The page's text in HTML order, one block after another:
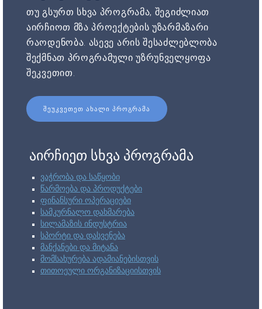
თუ გსურთ სხვა პროგრამა, შეგიძლიათ
აირჩიოთ მზა პროექტების უზარმაზარი
რაოდენობა. ასევე არის შესაძლებლობა
შექმნათ პროგრამული უზრუნველყოფა
შეკვეთით.
ᲨᲔᲣᲙᲕᲔᲗᲔᲗ ᲐᲮᲐᲚᲘ ᲞᲠᲝᲒᲠᲐᲛᲐ
აირჩიეთ სხვა პროგრამა
ვაჭრობა და საწყობი
წარმოება და პროდუქტები
ფინანსური ოპერაციები
სამკურნალო დახმარება
სილამაზის ინდუსტრია
სპორტი და დასვენება
მანქანები და მიტანა
მომსახურება ადამიანებისთვის
თითოეული ორგანიზაციისთვის